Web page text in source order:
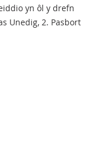
yn ôl y drefn
Unedig, 2. Pasbort